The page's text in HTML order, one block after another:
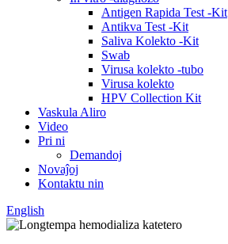
Antigen Rapida Test -Kit
Antikva Test -Kit
Saliva Kolekto -Kit
Swab
Virusa kolekto -tubo
Virusa kolekto
HPV Collection Kit
Vaskula Aliro
Video
Pri ni
Demandoj
Novaĵoj
Kontaktu nin
English